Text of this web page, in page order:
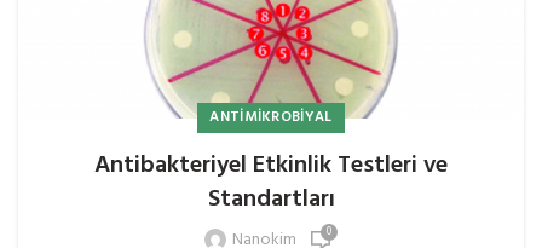
ANTIMIKROBIYAL
Antibakteriyel Etkinlik Testleri ve
Standartları
Nanokim 0